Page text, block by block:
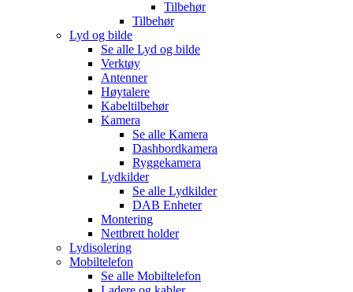
Tilbehør
Tilbehør
Lyd og bilde
Se alle Lyd og bilde
Verktøy
Antenner
Høytalere
Kabeltilbehør
Kamera
Se alle Kamera
Dashbordkamera
Ryggekamera
Lydkilder
Se alle Lydkilder
DAB Enheter
Montering
Nettbrett holder
Lydisolering
Mobiltelefon
Se alle Mobiltelefon